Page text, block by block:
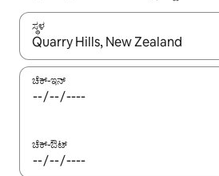
ಸ್ಥಳ
ಫಲಿತಾಂಶಗಳು ಲಭ್ಯವಿರುವಾಗ, ಅಪ್ ಮತ್ತು
ಚೆಕ್-ಇನ್
ಚೆಕ್-ಔಟ್